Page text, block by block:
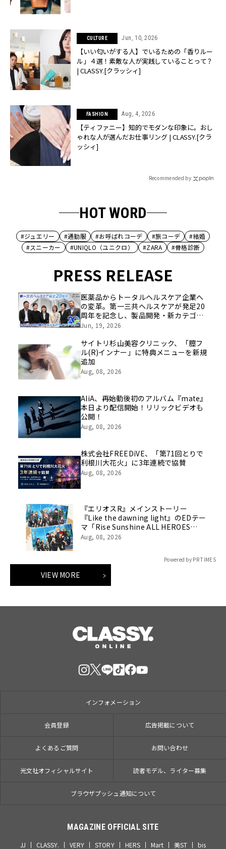
CULTURE Jun, 10, 2026
【いい匂いがする人】でいるための「香りルー
ル」４選！素敵な人が実践していることって？
| CLASSY.[クラッシィ]
FASHION Aug, 4, 2026
【ティファニー】知的でモダンな印象に。おし
ゃれな人が選んだお仕事リング | CLASSY.[クラ
ッシィ]
Recommended by
HOT WORD
#ジュエリー #通勤服 #お呼ばれコーデ #旅コーデ
#結婚
#スニーカー
#UNIQLO（ユニクロ） #ZARA #骨格診断
PRESS RELEASE
医薬品からトータルヘルスケア企業へ
の変革。第一三共ヘルスケアが発足20
周年を記念し、製品開発・新カテゴリ
挑戦の舞台や旧社統合時のエピソード
像を公開！
Jun, 19, 2026
サイトリ杉山美容クリニック、「膣フ
ル(R)インナー」に特典メニューを新規
追加
Aug, 08, 2026
AliA、再始動後初のアルバム『mate』
本日より配信開始！リリックビデオも
公開！
Aug, 08, 2026
株式会社FREEDiVE、「第71回とりで
利根川大花火」に3年連続で協賛
Aug, 08, 2026
『エリオスR』メインストーリー
『Like the dawning light』のEDテー
マ「Rise Sunshine ALL HEROES
Ver.」がフルサイズ配信決定！
Aug, 08, 2026
Powered by PR TIMES
VIEW MORE
インフォメーション
会員登録 広告掲載について
よくあるご質問 お問い合わせ
光文社オフィシャルサイト 読者モデル、ライター募集
ブラウザプッシュ通知について
MAGAZINE OFFICIAL SITE
JJ CLASSY. VERY STORY HERS Mart 美ST bis